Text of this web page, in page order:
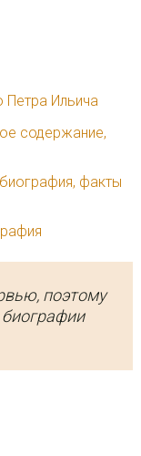
Петра Ильича
содержание,
факты
поэтому
биографии